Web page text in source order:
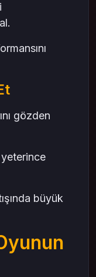
gözden
büyük